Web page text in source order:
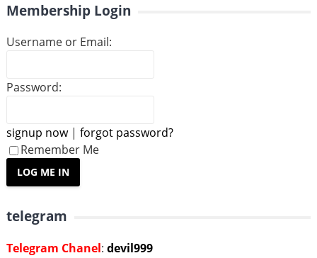
Membership Login
Username or Email:
Password:
signup now| forgot password?
Remember Me
telegram
Telegram Chanel: devil999